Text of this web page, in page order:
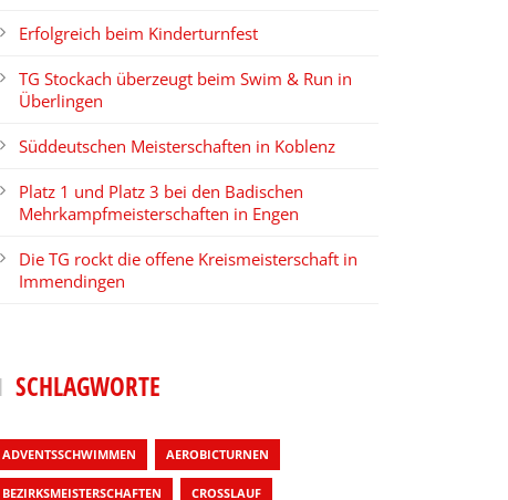
Erfolgreich beim Kinderturnfest
TG Stockach überzeugt beim Swim & Run in
Überlingen
Süddeutschen Meisterschaften in Koblenz
Platz 1 und Platz 3 bei den Badischen
Mehrkampfmeisterschaften in Engen
Die TG rockt die offene Kreismeisterschaft in
Immendingen
SCHLAGWORTE
ADVENTSSCHWIMMEN AEROBICTURNEN
BEZIRKSMEISTERSCHAFTEN CROSSLAUF